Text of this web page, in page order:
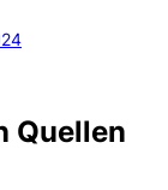
Quellen